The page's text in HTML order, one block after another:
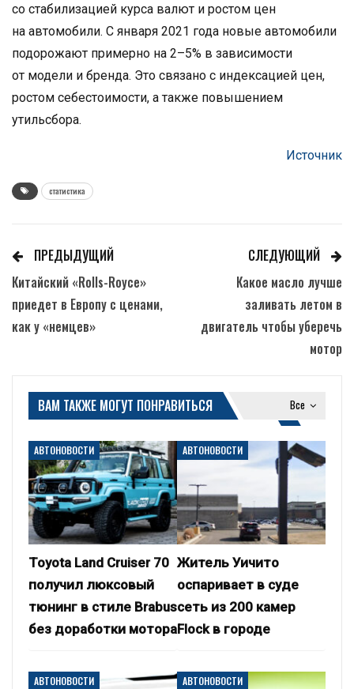
со стабилизацией курса валют и ростом цен
на автомобили. С января 2021 года новые автомобили
подорожают примерно на 2–5% в зависимости
от модели и бренда. Это связано с индексацией цен,
ростом себестоимости, а также повышением
утильсбора.
Источник
статистика
ПРЕДЫДУЩИЙ
Китайский «Rolls-Royce»
приедет в Европу с ценами,
как у «немцев»
СЛЕДУЮЩИЙ
Какое масло лучше
заливать летом в
двигатель чтобы уберечь
мотор
Все
ВАМ ТАКЖЕ МОГУТ ПОНРАВИТЬСЯ
АВТОНОВОСТИ
Toyota Land Cruiser 70
получил люксовый
тюнинг в стиле Brabus
без доработки мотора
АВТОНОВОСТИ
Житель Уичито
оспаривает в суде
сеть из 200 камер
Flock в городе
АВТОНОВОСТИ АВТОНОВОСТИ